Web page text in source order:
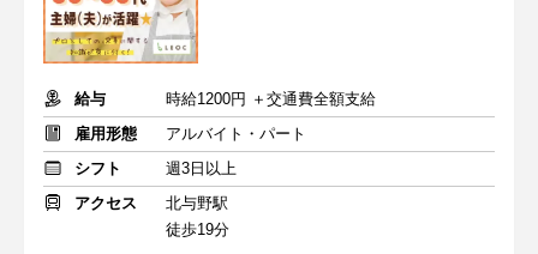
給与
時給1200円 ＋交通費全額支給
雇用形態
アルバイト・パート
シフト
週3日以上
アクセス
北与野駅
徒歩19分